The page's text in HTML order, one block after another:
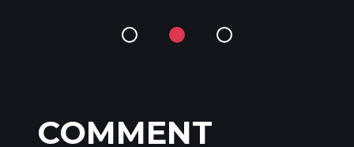
COMMENT